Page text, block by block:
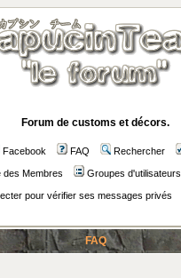
Forum de customs et décors.
Facebook FAQ Rechercher
des Membres Groupes d'utilisateurs
pour vérifier ses messages privés
FAQ